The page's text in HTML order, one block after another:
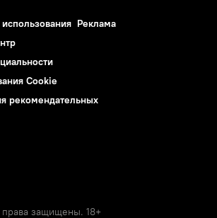
Реклама
Cookie
рекомендательных
защищены. 18+